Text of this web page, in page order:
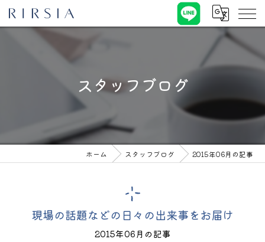
スタッフブログ
ホーム スタッフブログ 2015年06月の記事
現場の話題などの日々の出来事をお届け
2015年06月の記事